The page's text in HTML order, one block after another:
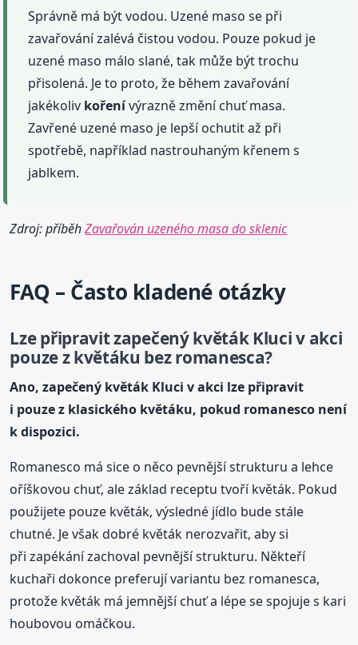
Správně má být vodou. Uzené maso se při
zavařování zalévá čistou vodou. Pouze pokud je
uzené maso málo slané, tak může být trochu
přisolená. Je to proto, že během zavařování
jakékoliv kořenívýrazně změní chuť masa.
Zavřené uzené maso je lepší ochutit až při
spotřebě, například nastrouhaným křenem s
jablkem.
Zdroj: příběhZavařován uzeného masa do sklenic
FAQ – Často kladené otázky
Lze připravit zapečený květák Kluci v akci
pouze z květáku bez romanesca?
Ano, zapečený květák Kluci v akci lze připravit
i pouze z klasického květáku, pokud romanesco není
k dispozici.
Romanesco má sice o něco pevnější strukturu a lehce
oříškovou chuť, ale základ receptu tvoří květák. Pokud
použijete pouze květák, výsledné jídlo bude stále
chutné. Je však dobré květák nerozvařit, aby si
při zapékání zachoval pevnější strukturu. Někteří
kuchaři dokonce preferují variantu bez romanesca,
protože květák má jemnější chuť a lépe se spojuje s kari
houbovou omáčkou.